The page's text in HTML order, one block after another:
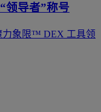
领导者”称号
力象限™ DEX 工具领